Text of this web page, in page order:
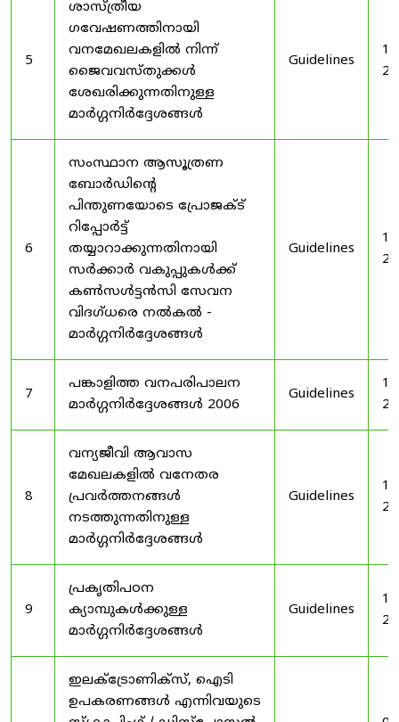
5
ശാസ്ത്രീയ
ഗവേഷണത്തിനായി
വനമേഖലകളിൽ നിന്ന്
ജൈവവസ്തുക്കൾ
ശേഖരിക്കുന്നതിനുള്ള
മാർഗ്ഗനിർദ്ദേശങ്ങൾ
Guidelines
6
സംസ്ഥാന ആസൂത്രണ
ബോർഡിൻ്റെ
പിന്തുണയോടെ പ്രോജക്ട്
റിപ്പോർട്ട്
തയ്യാറാക്കുന്നതിനായി
സർക്കാർ വകുപ്പുകൾക്ക്
കൺസൾട്ടൻസി സേവന
വിദഗ്ധരെ നൽകൽ -
മാർഗ്ഗനിർദ്ദേശങ്ങൾ
Guidelines
7
പങ്കാളിത്ത വനപരിപാലന
മാർഗ്ഗനിർദ്ദേശങ്ങൾ 2006
Guidelines
8
വന്യജീവി ആവാസ
മേഖലകളിൽ വനേതര
പ്രവർത്തനങ്ങൾ
നടത്തുന്നതിനുള്ള
മാർഗ്ഗനിർദ്ദേശങ്ങൾ
Guidelines
9
പ്രകൃതിപഠന
ക്യാമ്പുകൾക്കുള്ള
മാർഗ്ഗനിർദ്ദേശങ്ങൾ
Guidelines
ഇലക്‌ട്രോണിക്‌സ്, ഐടി
ഉപകരണങ്ങൾ എന്നിവയുടെ